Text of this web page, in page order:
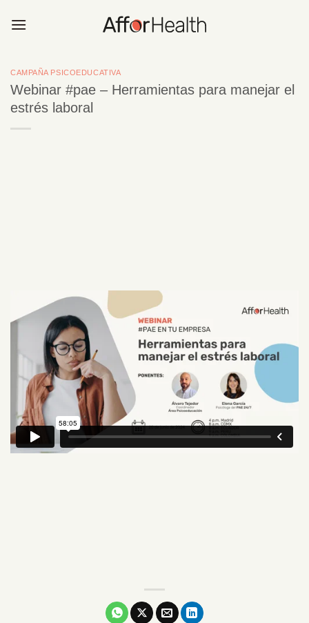
CAMPAÑA PSICOEDUCATIVA
Webinar #pae – Herramientas para manejar el
estrés laboral